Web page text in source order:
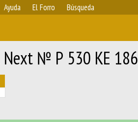
Ayuda El Forro Búsqueda
Next № Р 530 КЕ 186